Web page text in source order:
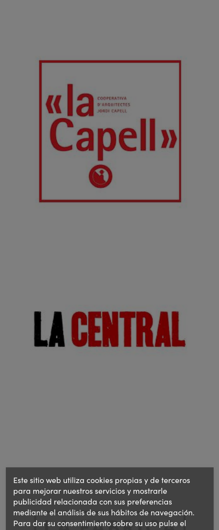
Este sitio web utiliza cookies propias y de terceros
para mejorar nuestros servicios y mostrarle
publicidad relacionada con sus preferencias
mediante el análisis de sus hábitos de navegación.
Para dar su consentimiento sobre su uso pulse el